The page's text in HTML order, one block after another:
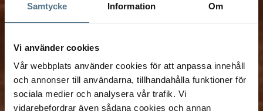
Samtycke Information Om
Vi använder cookies
Vår webbplats använder cookies för att anpassa innehåll
och annonser till användarna, tillhandahålla funktioner för
sociala medier och analysera vår trafik. Vi
vidarebefordrar även sådana cookies och annan